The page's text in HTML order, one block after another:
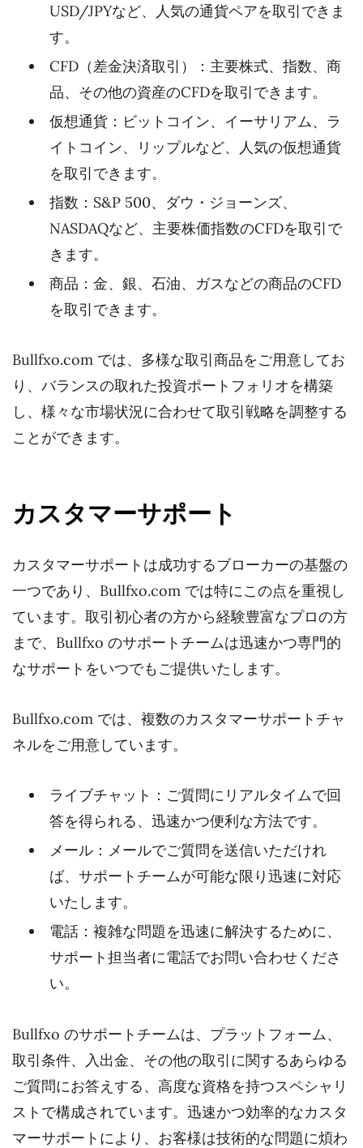
USD/JPYなど、人気の通貨ペアを取引できま
す。
CFD（差金決済取引）：主要株式、指数、商
品、その他の資産のCFDを取引できます。
仮想通貨：ビットコイン、イーサリアム、ラ
イトコイン、リップルなど、人気の仮想通貨
を取引できます。
指数：S&P 500、ダウ・ジョーンズ、
NASDAQなど、主要株価指数のCFDを取引で
きます。
商品：金、銀、石油、ガスなどの商品のCFD
を取引できます。
Bullfxo.com では、多様な取引商品をご用意してお
り、バランスの取れた投資ポートフォリオを構築
し、様々な市場状況に合わせて取引戦略を調整する
ことができます。
カスタマーサポート
カスタマーサポートは成功するブローカーの基盤の
一つであり、Bullfxo.com では特にこの点を重視し
ています。取引初心者の方から経験豊富なプロの方
まで、Bullfxo のサポートチームは迅速かつ専門的
なサポートをいつでもご提供いたします。
Bullfxo.com では、複数のカスタマーサポートチャ
ネルをご用意しています。
ライブチャット：ご質問にリアルタイムで回
答を得られる、迅速かつ便利な方法です。
メール：メールでご質問を送信いただけれ
ば、サポートチームが可能な限り迅速に対応
いたします。
電話：複雑な問題を迅速に解決するために、
サポート担当者に電話でお問い合わせくださ
い。
Bullfxo のサポートチームは、プラットフォーム、
取引条件、入出金、その他の取引に関するあらゆる
ご質問にお答えする、高度な資格を持つスペシャリ
ストで構成されています。迅速かつ効率的なカスタ
マーサポートにより、お客様は技術的な問題に煩わ